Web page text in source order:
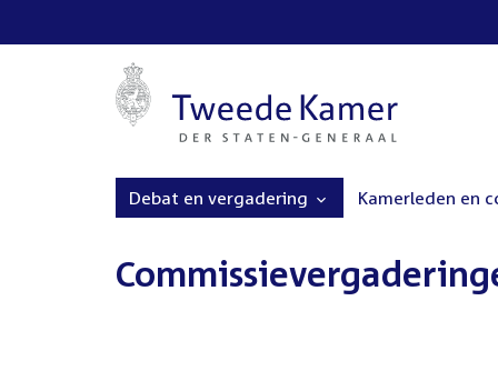
Debat en vergadering Kamerleden en